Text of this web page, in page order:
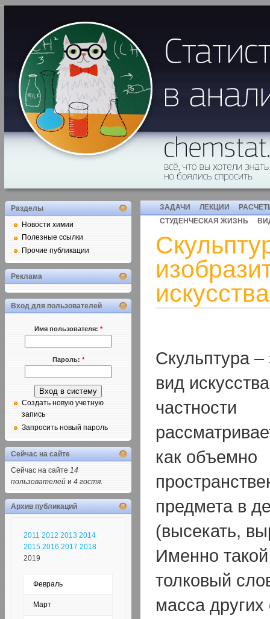
ЗАДАЧИ ЛЕКЦИИ
СТУДЕНЧЕСКАЯ ЖИЗНЬ
искусства
Скульптура –
вид
частности
как объемно
предмета в
(высекать,
Именно
толковый
масса
Разделы
Новости химии
Полезные ссылки
Прочие публикации
Реклама
Вход для пользователей
Имя пользователя: *
Пароль: *
Создать новую учетную
запись
Запросить новый пароль
Сейчас на сайте
Сейчас на сайте 14
пользователей и 4 гостя.
Архив публикаций
2011 2012 2013 2014
2015 2016 2017 2018
2019
Февраль
Март